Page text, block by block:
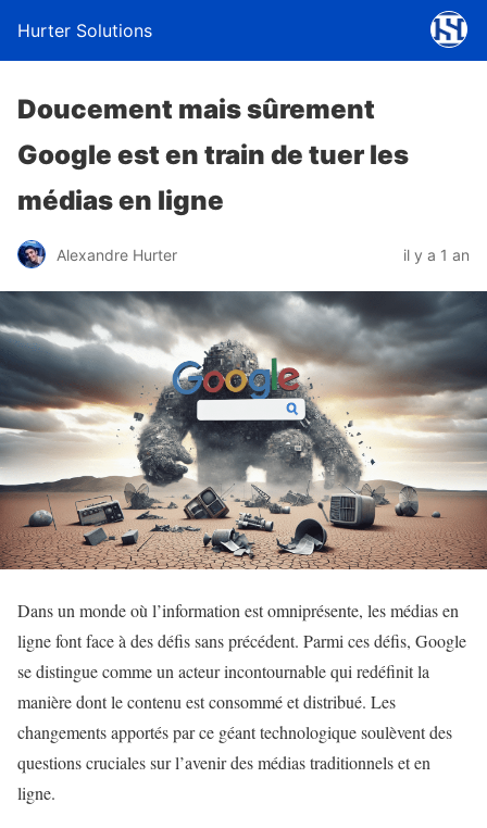
Hurter Solutions
Doucement mais sûrement
Google est en train de tuer les
médias en ligne
Alexandre Hurter il y a 1 an
Dans un monde où l’information est omniprésente, les médias en
ligne font face à des défis sans précédent. Parmi ces défis, Google
se distingue comme un acteur incontournable qui redéfinit la
manière dont le contenu est consommé et distribué. Les
changements apportés par ce géant technologique soulèvent des
questions cruciales sur l’avenir des médias traditionnels et en
ligne.